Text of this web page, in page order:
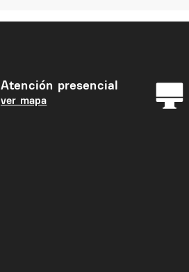
Atención presencial
ver mapa